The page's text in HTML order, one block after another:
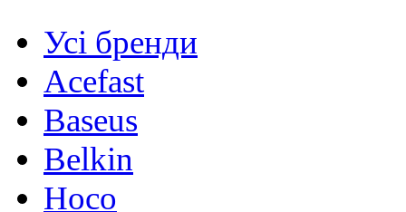
Усі бренди
Acefast
Baseus
Belkin
Hoco